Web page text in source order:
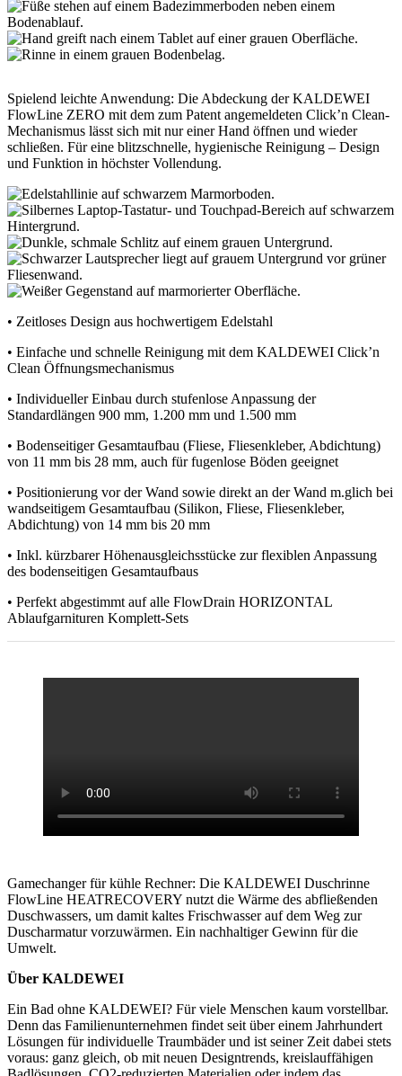
Spielend leichte Anwendung: Die Abdeckung der KALDEWEI
FlowLine ZERO mit dem zum Patent angemeldeten Click’n Clean-
Mechanismus lässt sich mit nur einer Hand öffnen und wieder
schließen. Für eine blitzschnelle, hygienische Reinigung – Design
und Funktion in höchster Vollendung.
• Zeitloses Design aus hochwertigem Edelstahl
• Einfache und schnelle Reinigung mit dem KALDEWEI Click’n
Clean Öffnungsmechanismus
• Individueller Einbau durch stufenlose Anpassung der
Standardlängen 900 mm, 1.200 mm und 1.500 mm
• Bodenseitiger Gesamtaufbau (Fliese, Fliesenkleber, Abdichtung)
von 11 mm bis 28 mm, auch für fugenlose Böden geeignet
• Positionierung vor der Wand sowie direkt an der Wand m.glich bei
wandseitigem Gesamtaufbau (Silikon, Fliese, Fliesenkleber,
Abdichtung) von 14 mm bis 20 mm
• Inkl. kürzbarer Höhenausgleichsstücke zur flexiblen Anpassung
des bodenseitigen Gesamtaufbaus
• Perfekt abgestimmt auf alle FlowDrain HORIZONTAL
Ablaufgarnituren Komplett-Sets
Gamechanger für kühle Rechner: Die KALDEWEI Duschrinne
FlowLine HEATRECOVERY nutzt die Wärme des abfließenden
Duschwassers, um damit kaltes Frischwasser auf dem Weg zur
Duscharmatur vorzuwärmen. Ein nachhaltiger Gewinn für die
Umwelt.
Über KALDEWEI
Ein Bad ohne KALDEWEI? Für viele Menschen kaum vorstellbar.
Denn das Familienunternehmen findet seit über einem Jahrhundert
Lösungen für individuelle Traumbäder und ist seiner Zeit dabei stets
voraus: ganz gleich, ob mit neuen Designtrends, kreislauffähigen